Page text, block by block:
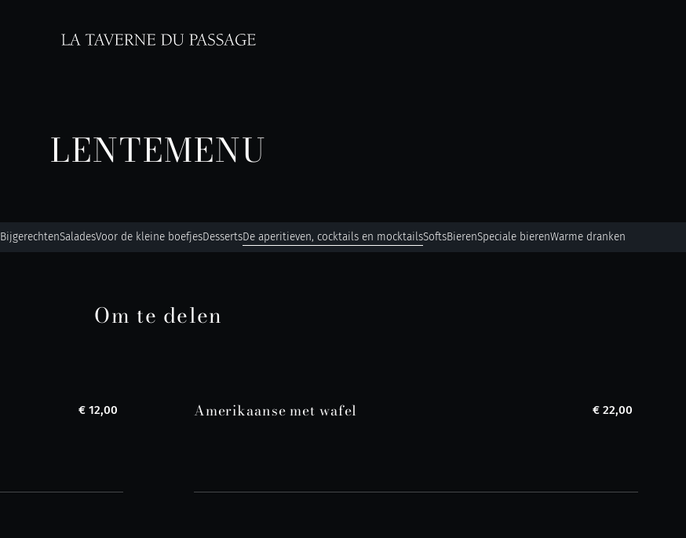
LENTEMENU
BijgerechtenSaladesVoor de kleine boefjesDessertsDe aperitieven, cocktails en mocktailsSoftsBierenSpeciale bierenWarme dranken
Om te delen
€ 12,00 Amerikaanse met wafel € 22,00